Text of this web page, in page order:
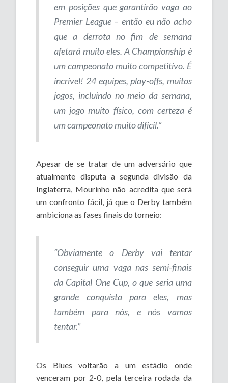
em posições que garantirão vaga ao
Premier League – então eu não acho
que a derrota no fim de semana
afetará muito eles. A Championship é
um campeonato muito competitivo. É
incrível! 24 equipes, play-offs, muitos
jogos, incluindo no meio da semana,
um jogo muito físico, com certeza é
um campeonato muito difícil.”
Apesar de se tratar de um adversário que
atualmente disputa a segunda divisão da
Inglaterra, Mourinho não acredita que será
um confronto fácil, já que o Derby também
ambiciona as fases finais do torneio:
“Obviamente o Derby vai tentar
conseguir uma vaga nas semi-finais
da Capital One Cup, o que seria uma
grande conquista para eles, mas
também para nós, e nós vamos
tentar.”
Os Blues voltarão a um estádio onde
venceram por 2-0, pela terceira rodada da